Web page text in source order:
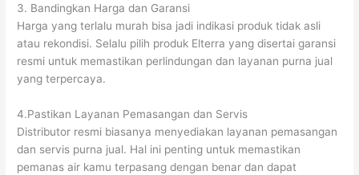
3. Bandingkan Harga dan Garansi
Harga yang terlalu murah bisa jadi indikasi produk tidak asli
atau rekondisi. Selalu pilih produk Elterra yang disertai garansi
resmi untuk memastikan perlindungan dan layanan purna jual
yang terpercaya.
4.Pastikan Layanan Pemasangan dan Servis
Distributor resmi biasanya menyediakan layanan pemasangan
dan servis purna jual. Hal ini penting untuk memastikan
pemanas air kamu terpasang dengan benar dan dapat